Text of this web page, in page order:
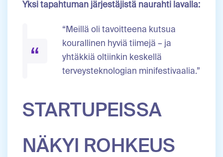
Yksi tapahtuman järjestäjistä naurahti lavalla:
“Meillä oli tavoitteena kutsua
kourallinen hyviä tiimejä – ja
yhtäkkiä oltiinkin keskellä
terveysteknologian minifestivaalia.”
STARTUPEISSA
NÄKYI ROHKEUS